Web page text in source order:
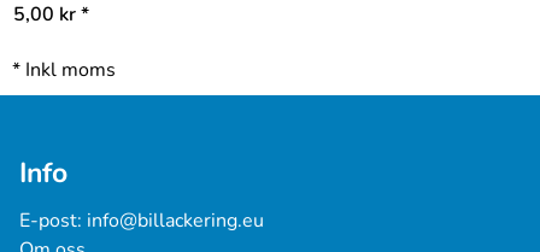
5,00 kr*
* Inkl moms
Info
E-post: info@billackering.eu